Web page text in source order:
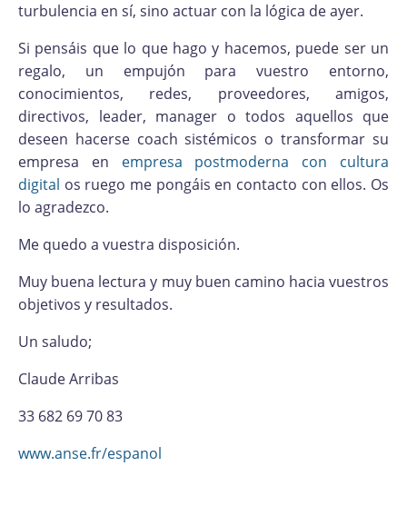
turbulencia en sí, sino actuar con la lógica de ayer.
Si pensáis que lo que hago y hacemos, puede ser un
regalo, un empujón para vuestro entorno,
conocimientos, redes, proveedores, amigos,
directivos, leader, manager o todos aquellos que
deseen hacerse coach sistémicos o transformar su
empresa en empresa postmoderna con cultura
digital os ruego me pongáis en contacto con ellos. Os
lo agradezco.
Me quedo a vuestra disposición.
Muy buena lectura y muy buen camino hacia vuestros
objetivos y resultados.
Un saludo;
Claude Arribas
33 682 69 70 83
www.anse.fr/espanol